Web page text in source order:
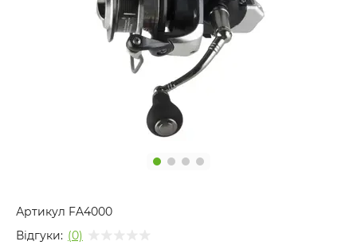
Артикул FA4000
Відгуки: (0)